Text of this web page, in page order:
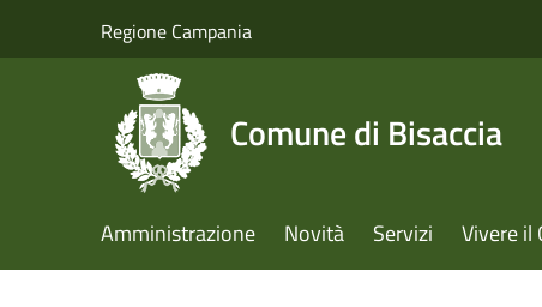
Regione Campania
Comune di Bisaccia
Amministrazione Novità Servizi Vivere il